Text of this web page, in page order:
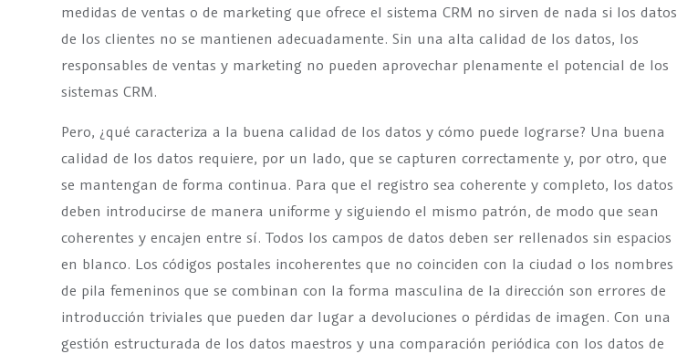
medidas de ventas o de marketing que ofrece el sistema CRM no sirven de nada si los datos
de los clientes no se mantienen adecuadamente. Sin una alta calidad de los datos, los
responsables de ventas y marketing no pueden aprovechar plenamente el potencial de los
sistemas CRM.
Pero, ¿qué caracteriza a la buena calidad de los datos y cómo puede lograrse? Una buena
calidad de los datos requiere, por un lado, que se capturen correctamente y, por otro, que
se mantengan de forma continua. Para que el registro sea coherente y completo, los datos
deben introducirse de manera uniforme y siguiendo el mismo patrón, de modo que sean
coherentes y encajen entre sí. Todos los campos de datos deben ser rellenados sin espacios
en blanco. Los códigos postales incoherentes que no coinciden con la ciudad o los nombres
de pila femeninos que se combinan con la forma masculina de la dirección son errores de
introducción triviales que pueden dar lugar a devoluciones o pérdidas de imagen. Con una
gestión estructurada de los datos maestros y una comparación periódica con los datos de